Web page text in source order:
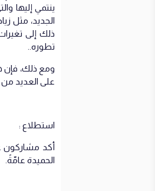
ينتمي إليها
الجديد، مثل
ذلك إلى
تطوره..
ومع ذلك، فإن
على العديد من
استطلاع :
الحميدة عامّةً.